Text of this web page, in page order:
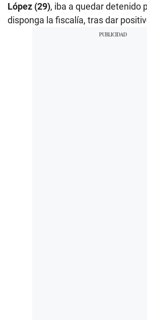
López (29), iba a quedar detenido
disponga la fiscalía, tras dar